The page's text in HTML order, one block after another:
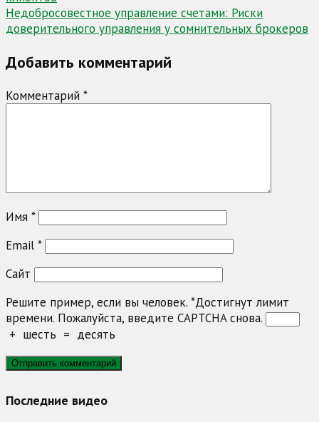
записям
Недобросовестное управление счетами: Риски
доверительного управления у сомнительных брокеров
Добавить комментарий
Комментарий *
Имя *
Email *
Сайт
Решите пример, если вы человек. *Достигнут лимит
времени. Пожалуйста, введите CAPTCHA снова.
+ шесть = десять
Последние видео